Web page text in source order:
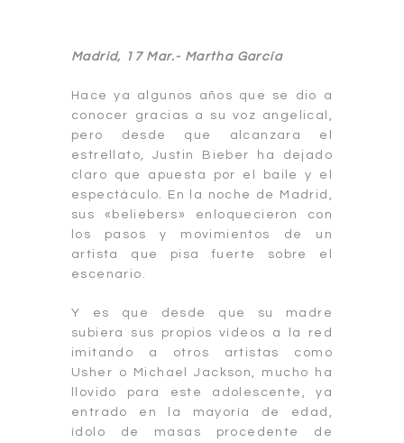
Madrid, 17 Mar.- Martha García
Hace ya algunos años que se dio a
conocer gracias a su voz angelical,
pero desde que alcanzara el
estrellato, Justin Bieber ha dejado
claro que apuesta por el baile y el
espectáculo. En la noche de Madrid,
sus «beliebers» enloquecieron con
los pasos y movimientos de un
artista que pisa fuerte sobre el
escenario.
Y es que desde que su madre
subiera sus propios vídeos a la red
imitando a otros artistas como
Usher o Michael Jackson, mucho ha
llovido para este adolescente, ya
entrado en la mayoría de edad,
ídolo de masas procedente de